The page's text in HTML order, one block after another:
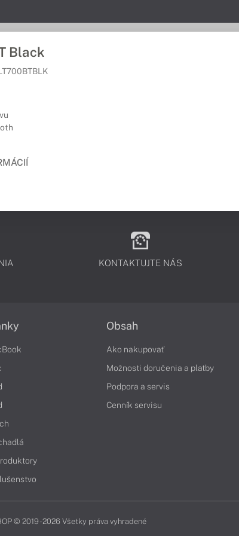
Black
KONTAKTUJTE NÁS
Obsah
Ako nakupovať
Možnosti doručenia a platby
Podpora a servis
Cenník servisu
© 2019 - 2026 Všetky práva vyhradené